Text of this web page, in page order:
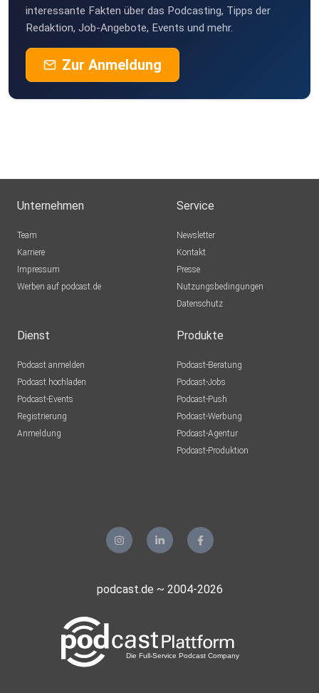
interessante Fakten über das Podcasting, Tipps der
Redaktion, Job-Angebote, Events und mehr.
Zur Anmeldung
Unternehmen
Team
Karriere
Impressum
Werben auf podcast.de
Service
Newsletter
Kontakt
Presse
Nutzungsbedingungen
Datenschutz
Dienst
Podcast anmelden
Podcast hochladen
Podcast-Events
Registrierung
Anmeldung
Produkte
Podcast-Beratung
Podcast-Jobs
Podcast-Push
Podcast-Werbung
Podcast-Agentur
Podcast-Produktion
podcast.de ~ 2004-2026